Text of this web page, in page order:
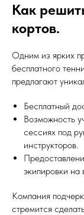
Как
кортов.
Одним из ярких
бесплатного
предлагают
Бесплатный
Возможность
сессиях под
инструкторов.
экипировки на
Компания
стремится